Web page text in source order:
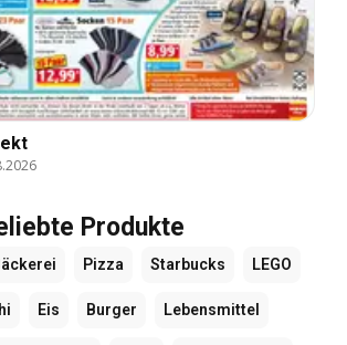
Produkte
Pizza Starbucks LEGO
Eis Burger Lebensmittel